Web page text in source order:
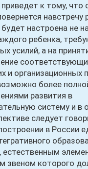
к тому, что
навстречу
настроена не
ребенка,
усилий, а на
и организационных
более
развития в
систему и в
следует
в России
естественным
звеном которого